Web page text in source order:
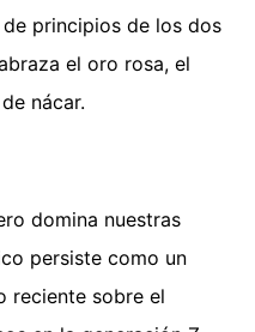
principios de los dos
el oro rosa, el
nácar.
domina nuestras
persiste como un
reciente sobre el